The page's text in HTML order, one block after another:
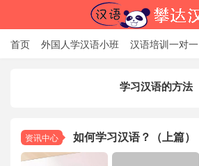
首页 外国人学汉语小班 汉语培训一对一
学习汉语的方法
资讯中心 如何学习汉语？（上篇）